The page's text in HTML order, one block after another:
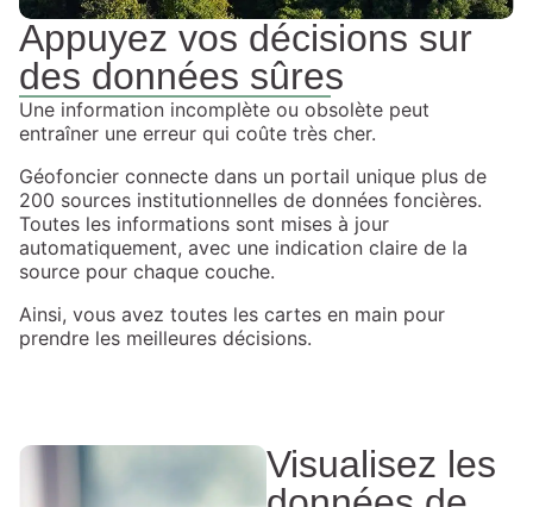
Appuyez vos décisions sur
des données sûres
Une information incomplète ou obsolète peut
entraîner une erreur qui coûte très cher.
Géofoncier connecte dans un portail unique plus de
200 sources institutionnelles de données foncières.
Toutes les informations sont mises à jour
automatiquement, avec une indication claire de la
source pour chaque couche.
Ainsi, vous avez toutes les cartes en main pour
prendre les meilleures décisions.
Visualisez les